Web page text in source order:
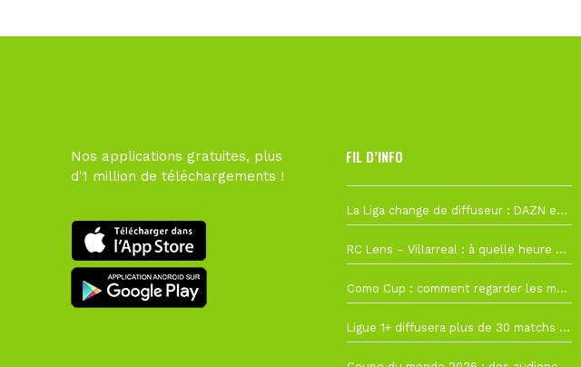
Nos applications gratuites, plus
d'1 million de téléchargements !
FIL D’INFO
La Liga change de diffuseur : DAZN et Disney+ remplacent beIN Sports !
RC Lens – Villarreal : à quelle heure et sur quelle chaîne voir la finale de la Como Cup ?
Como Cup : comment regarder les matchs du RC Lens en direct ?
Ligue 1+ diffusera plus de 30 matchs amicaux avant la reprise de la Ligue 1